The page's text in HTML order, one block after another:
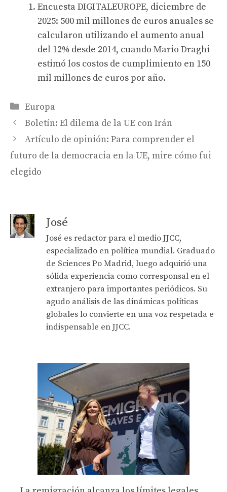
Encuesta DIGITALEUROPE, diciembre de
2025: 500 mil millones de euros anuales se
calcularon utilizando el aumento anual
del 12% desde 2014, cuando Mario Draghi
estimó los costos de cumplimiento en 150
mil millones de euros por año.
Categories
Europa
Boletín: El dilema de la UE con Irán
Artículo de opinión: Para comprender el
futuro de la democracia en la UE, mire cómo fui
elegido
José
José es redactor para el medio JJCC,
especializado en política mundial. Graduado
de Sciences Po Madrid, luego adquirió una
sólida experiencia como corresponsal en el
extranjero para importantes periódicos. Su
agudo análisis de las dinámicas políticas
globales lo convierte en una voz respetada e
indispensable en JJCC.